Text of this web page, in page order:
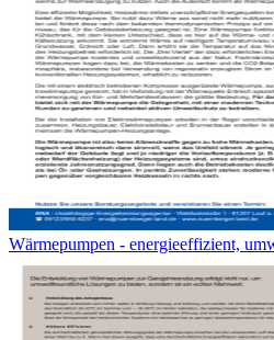
Wärmepumpen - energieeffizient,